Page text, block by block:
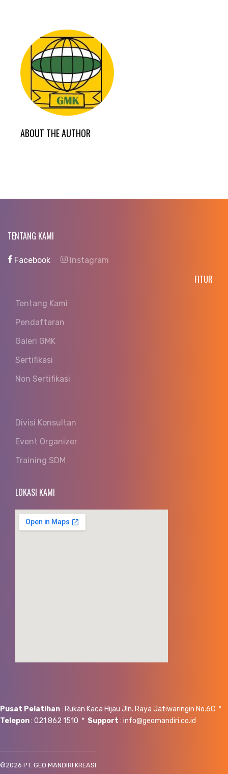
ABOUT THE AUTHOR
TENTANG KAMI
Facebook Instagram
FITUR
Tentang Kami
Pendaftaran
Galeri GMK
Sertifikasi
Non Sertifikasi
Divisi Konsultan
Event Organizer
Training SDM
LOKASI KAMI
Pusat Pelatihan: Rukan Kaca Hijau Jln. Raya Jatiwaringin No.6C *
Telepon: 021 862 1510 * Support : info@geomandiri.co.id
©2026 PT. GEO MANDIRI KREASI